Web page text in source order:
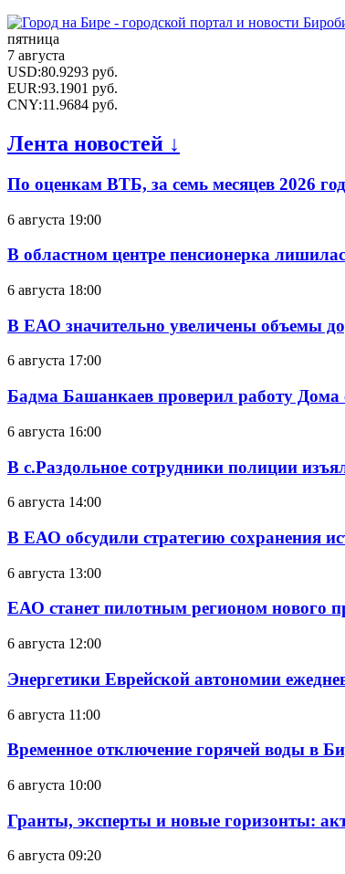
пятница
7 августа
USD:80.9293 руб.
EUR:93.1901 руб.
CNY:11.9684 руб.
Лента новостей ↓
По оценкам ВТБ, за семь месяцев 2026
6 августа 19:00
В областном центре пенсионерка
6 августа 18:00
В ЕАО значительно увеличены объемы
6 августа 17:00
Бадма Башанкаев проверил работу Дома
6 августа 16:00
В с.Раздольное сотрудники полиции
6 августа 14:00
В ЕАО обсудили стратегию сохранения
6 августа 13:00
ЕАО станет пилотным регионом нового
6 августа 12:00
Энергетики Еврейской автономии
6 августа 11:00
Временное отключение горячей воды в
6 августа 10:00
Гранты, эксперты и новые горизонты:
6 августа 09:20